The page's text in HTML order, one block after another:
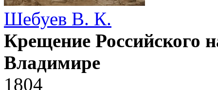
Шебуев В. К.
Крещение Российского
Владимире
1804